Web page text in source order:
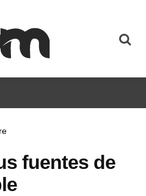
fuentes de